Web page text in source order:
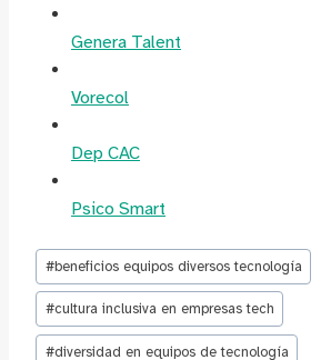
Genera Talent
Vorecol
Dep CAC
Psico Smart
Etiquetas
de
la
entrada:
#beneficios equipos diversos tecnología
#cultura inclusiva en empresas tech
#diversidad en equipos de tecnología